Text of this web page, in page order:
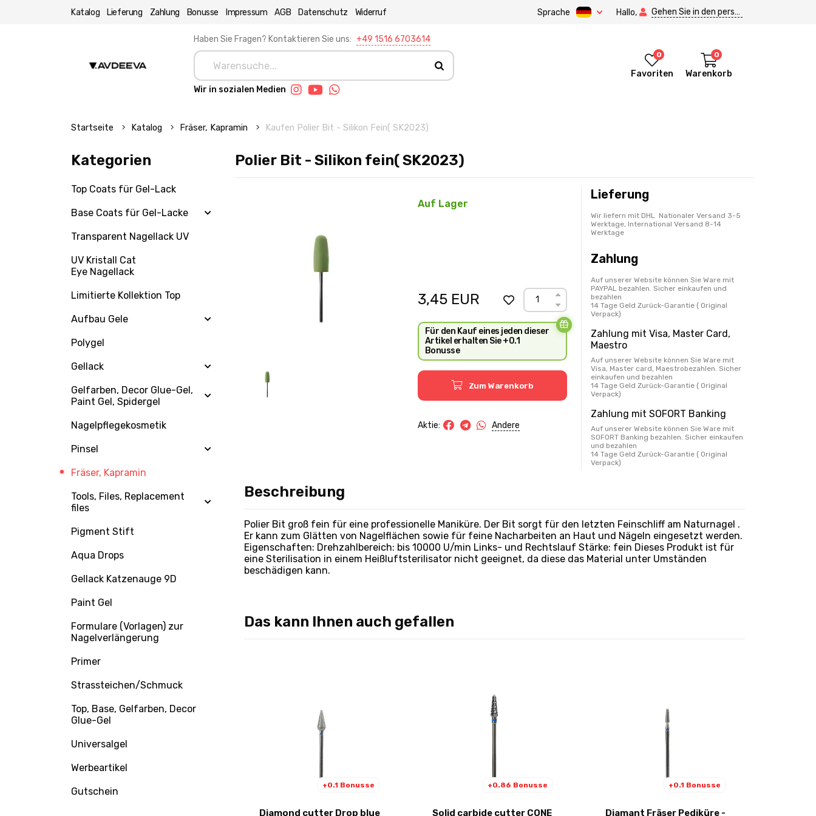
Katalog Lieferung Zahlung Bonusse Impressum AGB Datenschutz Widerruf Sprache Hallo, Gehen Sie in den persönlichen Bereich.
Haben Sie Fragen? Kontaktieren Sie uns: +49 1516 6703614
Wir in sozialen Medien
0
Favoriten
0
Warenkorb
Startseite Katalog Fräser, Kapramin Kaufen Polier Bit - Silikon Fein( SK2023)
Kategorien
Top Coats für Gel-Lack
Base Coats für Gel-Lacke
Transparent Nagellack UV
UV Kristall Cat
Eye Nagellack
Limitierte Kollektion Top
Aufbau Gele
Polygel
Gellack
Gelfarben, Decor Glue-Gel,
Paint Gel, Spidergel
Nagelpflegekosmetik
Pinsel
Fräser, Kapramin
Tools, Files, Replacement
files
Pigment Stift
Aqua Drops
Gellack Katzenauge 9D
Paint Gel
Formulare (Vorlagen) zur
Nagelverlängerung
Primer
Strassteichen/Schmuck
Top, Base, Gelfarben, Decor
Glue-Gel
Universalgel
Werbeartikel
Gutschein
Polier Bit - Silikon fein( SK2023)
Auf Lager
3,45 EUR
Für den Kauf eines jeden dieser
Artikel erhalten Sie +0.1
Bonusse
Zum Warenkorb
Aktie: Andere
Lieferung
Wir liefern mit DHL Nationaler Versand 3-5
Werktage, International Versand 8-14
Werktage
Zahlung
Auf unserer Website können Sie Ware mit
PAYPAL bezahlen. Sicher einkaufen und
bezahlen
14 Tage Geld Zurück-Garantie ( Original
Verpack)
Zahlung mit Visa, Master Card,
Maestro
Auf unserer Website können Sie Ware mit
Visa, Master card, Maestrobezahlen. Sicher
einkaufen und bezahlen
14 Tage Geld Zurück-Garantie ( Original
Verpack)
Zahlung mit SOFORT Banking
Auf unserer Website können Sie Ware mit
SOFORT Banking bezahlen. Sicher einkaufen
und bezahlen
14 Tage Geld Zurück-Garantie ( Original
Verpack)
Beschreibung
Polier Bit groß fein für eine professionelle Maniküre. Der Bit sorgt für den letzten Feinschliff am Naturnagel .
Er kann zum Glätten von Nagelflächen sowie für feine Nacharbeiten an Haut und Nägeln eingesetzt werden.
Eigenschaften: Drehzahlbereich: bis 10000 U/min Links- und Rechtslauf Stärke: fein Dieses Produkt ist für
eine Sterilisation in einem Heißluftsterilisator nicht geeignet, da diese das Material unter Umständen
beschädigen kann.
Das kann Ihnen auch gefallen
+0.1 Bonusse
Diamond cutter Drop blue
+0.86 Bonusse
Solid carbide cutter CONE
+0.1 Bonusse
Diamant Fräser Pediküre -